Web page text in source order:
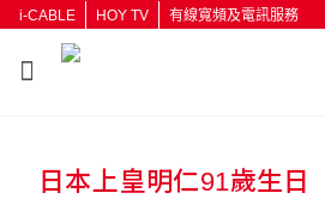
i-CABLE HOY TV 有線寬頻及電訊服務
按輸入鍵開始搜尋
日本上皇明仁91歲生日